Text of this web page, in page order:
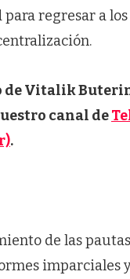
para regresar a
de Vitalik
canal de
.
de las
imparciales